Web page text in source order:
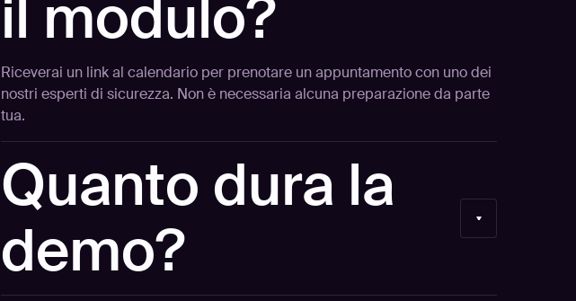
il modulo?
Riceverai un link al calendario per prenotare un appuntamento con uno dei
nostri esperti di sicurezza. Non è necessaria alcuna preparazione da parte
tua.
Quanto dura la
demo?